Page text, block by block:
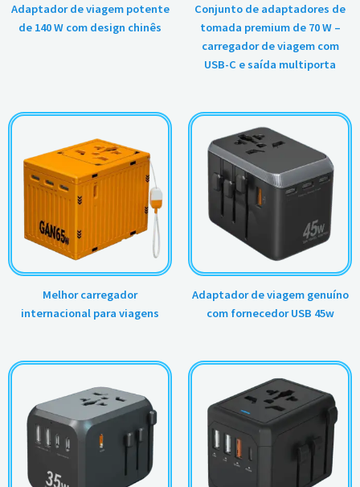
Adaptador de viagem potente
de 140 W com design chinês
Conjunto de adaptadores de
tomada premium de 70 W –
carregador de viagem com
USB-C e saída multiporta
Melhor carregador
internacional para viagens
Adaptador de viagem genuíno
com fornecedor USB 45w